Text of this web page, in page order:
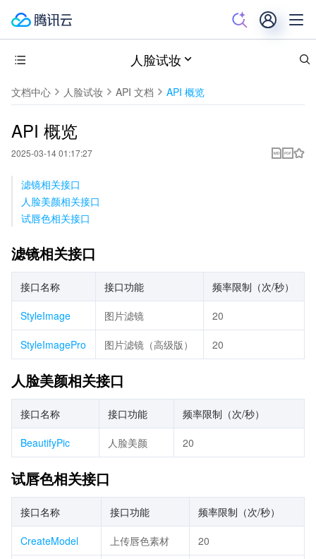
人脸试妆
文档中心 人脸试妆 API 文档 API 概览
API 概览
2025-03-14 01:17:27
滤镜相关接口
人脸美颜相关接口
试唇色相关接口
滤镜相关接口
接口名称 接口功能 频率限制（次/秒）
StyleImage 图片滤镜 20
StyleImagePro 图片滤镜（高级版） 20
人脸美颜相关接口
接口名称 接口功能 频率限制（次/秒）
BeautifyPic 人脸美颜 20
试唇色相关接口
接口名称 接口功能 频率限制（次/秒）
CreateModel 上传唇色素材 20